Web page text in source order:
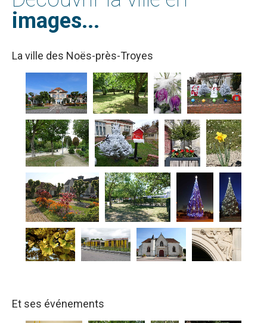
images...
La ville des Noës-près-Troyes
Et ses événements